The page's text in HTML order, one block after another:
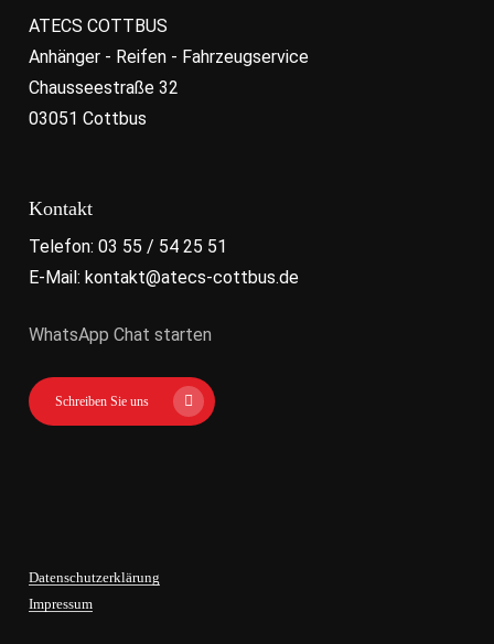
ATECS COTTBUS
Anhänger - Reifen - Fahrzeugservice
Chausseestraße 32
03051 Cottbus
Kontakt
Telefon: 03 55 / 54 25 51
E-Mail: kontakt@atecs-cottbus.de
WhatsApp Chat starten
Schreiben Sie uns
Datenschutzerklärung
Impressum